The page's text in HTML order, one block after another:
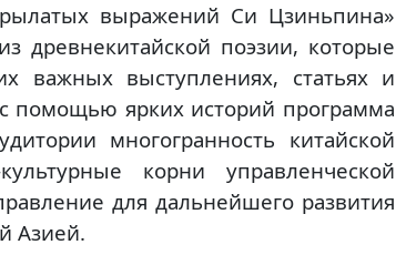
выражений Си Цзиньпина»
древнекитайской поэзии, которые
важных выступлениях, статьях и
помощью ярких историй программа
многогранность китайской
корни управленческой
для дальнейшего развития
Азией.